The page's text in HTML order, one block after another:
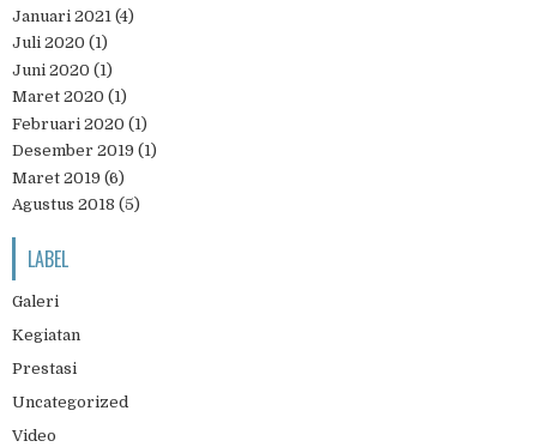
Januari 2021 (4)
Juli 2020 (1)
Juni 2020 (1)
Maret 2020 (1)
Februari 2020 (1)
Desember 2019 (1)
Maret 2019 (6)
Agustus 2018 (5)
LABEL
Galeri
Kegiatan
Prestasi
Uncategorized
Video